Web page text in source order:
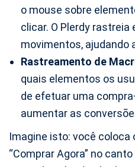
o mouse sobre
clicar. O Plerdy rastreia
movimentos, ajudando
Rastreamento de
quais elementos os
de efetuar uma
aumentar as
Imagine isto: você coloca
“Comprar Agora” no